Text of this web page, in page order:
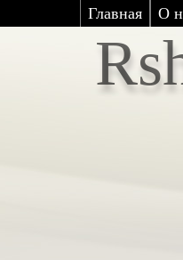
Главная О